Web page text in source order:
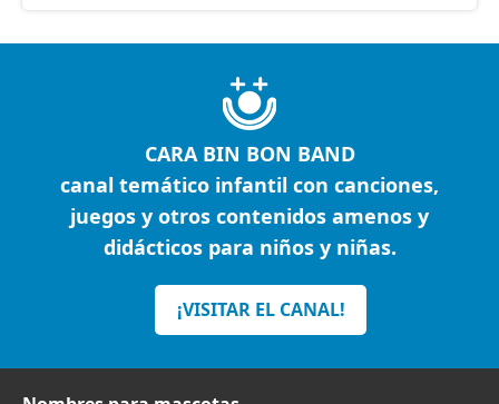
CARA BIN BON BAND
canal temático infantil con canciones,
juegos y otros contenidos amenos y
didácticos para niños y niñas.
¡VISITAR EL CANAL!